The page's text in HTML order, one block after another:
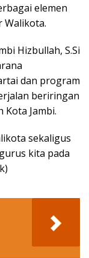
elemen
Walikota.
Hizbullah, S.Si
dan program
beriringan
Jambi.
sekaligus
kita pada